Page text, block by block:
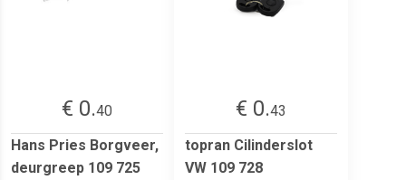
€ 0.40
Hans Pries Borgveer,
deurgreep 109 725
€ 0.43
topran Cilinderslot
VW 109 728